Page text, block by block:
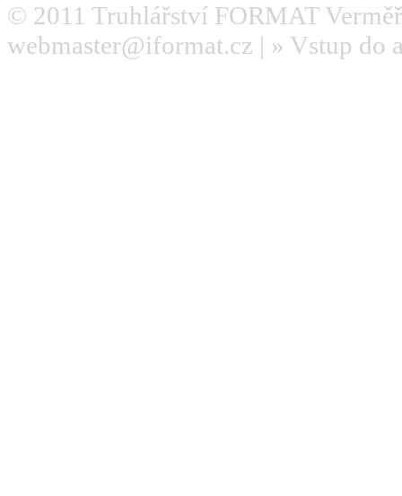
© 2011 Truhlářství FORMAT
webmaster@iformat.cz | » Vstup do